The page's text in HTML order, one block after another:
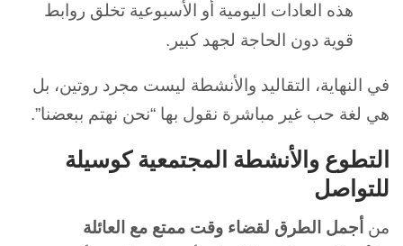
هذه العادات اليومية أو الأسبوعية تخلق روابط
قوية دون الحاجة لجهد كبير.
في النهاية، التقاليد والأنشطة ليست مجرد روتين، بل
هي لغة حب غير مباشرة نقول بها “نحن نهتم ببعضنا”.
التطوع والأنشطة المجتمعية كوسيلة
للتواصل
من أجمل الطرق لقضاء وقت ممتع مع العائلة